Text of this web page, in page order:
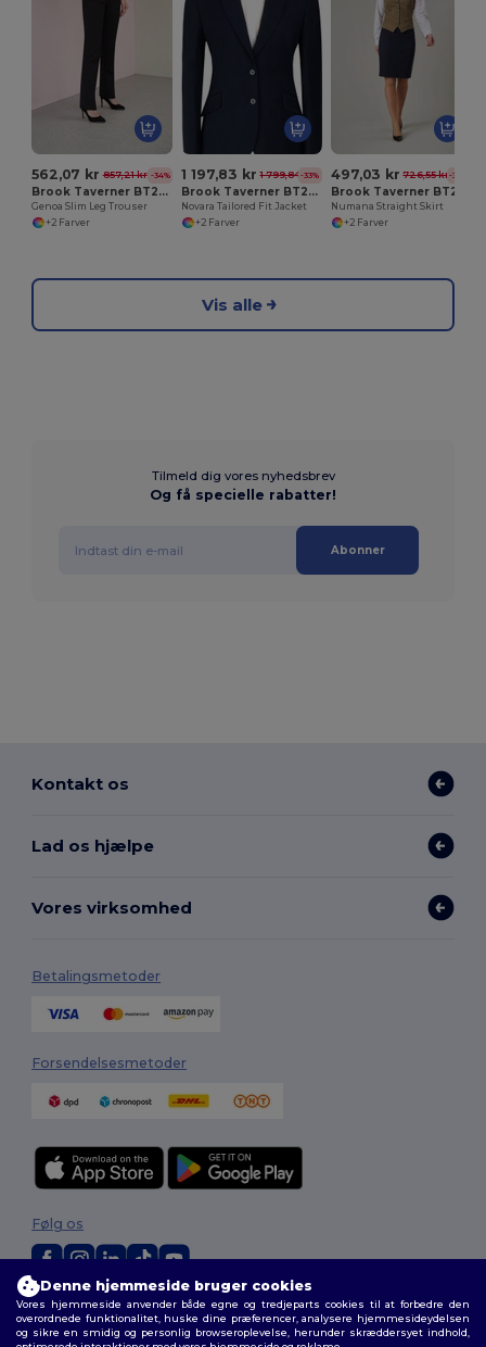
562,07 kr 857,21 kr -34%
Brook Taverner BT2234
Genoa Slim Leg Trouser
+2 Farver
1 197,83 kr 1 799,84 kr
-33%
Brook Taverner BT2222
Novara Tailored Fit Jacket
+2 Farver
497,03 kr 726,55 kr-32%
Numana Straight Skirt
+2 Farver
Vis alle
Tilmeld dig vores nyhedsbrev
Og få specielle rabatter!
Abonner
Kontakt os
Lad os hjælpe
Vores virksomhed
Betalingsmetoder
Forsendelsesmetoder
2026. Alle rettigheder forbeholdes
Vilkår og Betingelser|Tilpasset politik|Fortrolighedspolitik|Politik for
cookies|Sitemap
Følg os
Denne hjemmeside bruger cookies
Vores hjemmeside anvender både egne og tredjeparts cookies til at forbedre den
overordnede funktionalitet, huske dine præferencer, analysere hjemmesideydelsen
og sikre en smidig og personlig browseroplevelse, herunder skræddersyet indhold,